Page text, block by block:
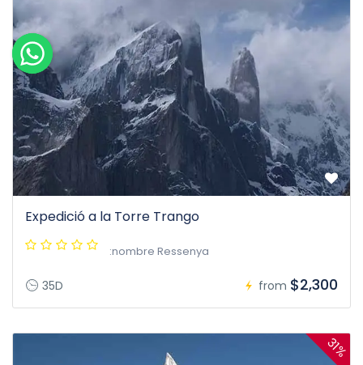
Expedició a la Torre Trango
:nombre Ressenya
35D from $2,300
31%